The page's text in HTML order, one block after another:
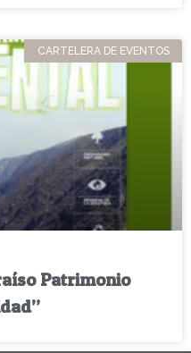
CARTELERA DE EVENTOS
Patrimonio